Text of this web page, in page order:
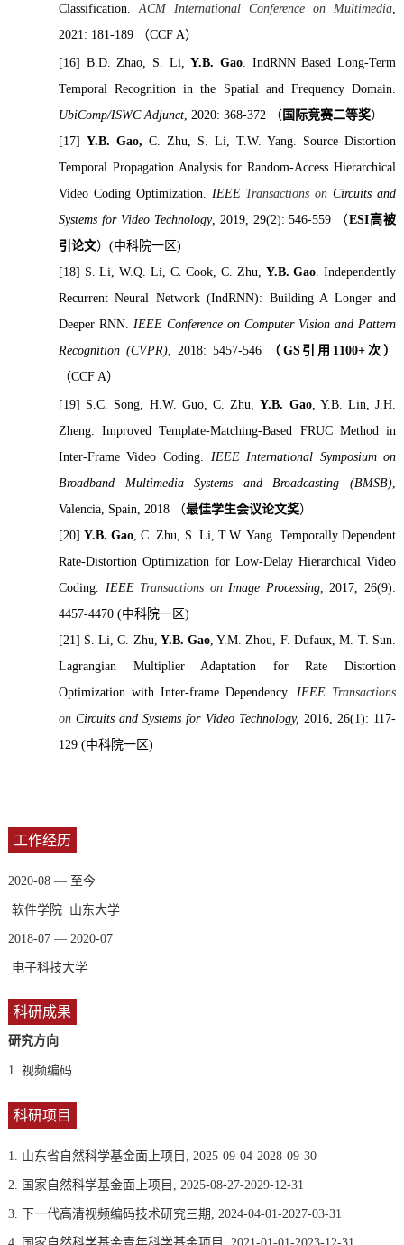
Classification. ACM International Conference on Multimedia
2021: 181-189
（CCF A）
[16] B.D. Zhao, S. Li,Y.B. Gao . IndRNN Based Long-Term
Temporal Recognition in the Spatial and Frequency Domain.
UbiComp/ISWC Adjunct, 2020: 368-372 （国际竞赛二等奖）
[17] Y.B. Gao, C. Zhu, S. Li, T.W. Yang. Source Distortion
Temporal Propagation Analysis for Random-Access Hierarchical
Video Coding Optimization. IEEE Transactions on Circuits and
Systems for Video Technology, 2019, 29(2): 546-559 （ESI高被
引论文） (中科院一区)
[18] S. Li, W.Q. Li, C. Cook, C. Zhu, Y.B. Gao . Independently
Recurrent Neural Network (IndRNN): Building A Longer and
Deeper RNN. IEEE Conference on Computer Vision and Pattern
Recognition (CVPR), 2018: 5457-546 （ GS引用 1100+ 次）
（CCF A）
[19] S.C. Song, H.W. Guo, C. Zhu,Y.B. Gao, Y.B. Lin, J.H.
Zheng. Improved Template-Matching-Based FRUC Method in
Inter-Frame Video Coding. IEEE International Symposium on
Broadband Multimedia Systems and Broadcasting (BMSB)
Valencia, Spain, 2018
（最佳学生会议论文奖）
[20]Y.B. Gao , C. Zhu, S. Li, T.W. Yang. Temporally Dependent
Rate-Distortion Optimization for Low-Delay Hierarchical Video
Coding. IEEE Transactions onImage Processing, 2017, 26(9):
4457-4470 (中科院一区)
[21] S. Li, C. Zhu, Y.B. Gao , Y.M. Zhou, F. Dufaux, M.-T. Sun.
Lagrangian Multiplier Adaptation for Rate Distortion
Optimization with Inter-frame Dependency. IEEE Transactions
onCircuits and Systems for Video Technology, 2016, 26(1): 117-
129 (中科院一区)
工作经历
2020-08 — 至今
软件学院 山东大学
2018-07 — 2020-07
电子科技大学
科研成果
研究方向
1. 视频编码
科研项目
1. 山东省自然科学基金面上项目, 2025-09-04-2028-09-30
2. 国家自然科学基金面上项目, 2025-08-27-2029-12-31
3. 下一代高清视频编码技术研究三期, 2024-04-01-2027-03-31